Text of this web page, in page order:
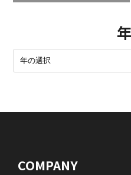
COMPANY